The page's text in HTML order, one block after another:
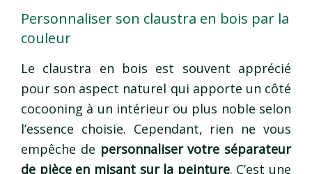
Personnaliser son claustra en bois par la
couleur
Le claustra en bois est souvent apprécié
pour son aspect naturel qui apporte un côté
cocooning à un intérieur ou plus noble selon
l’essence choisie. Cependant, rien ne vous
empêche de personnaliser votre séparateur
de pièce en misant sur la peinture. C’est une